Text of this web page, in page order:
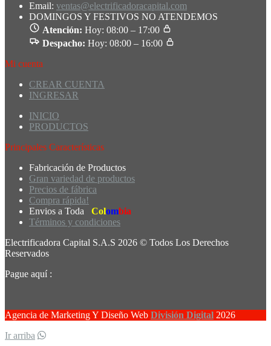
Email: ventas@electrificadoracapital.com
DOMINGOS Y FESTIVOS NO ATENDEMOS
Atención: Hoy: 08:00 – 17:00
Despacho: Hoy: 08:00 – 16:00
Mi cuenta
CREAR CUENTA
INGRESAR
INICIO
PRODUCTOS
Principales Características
Fabricación de Productos
Gran variedad de productos
Precios de fábrica
Compra rápida!
Envios a Toda
Colombia
Términos y condiciones
Electrificadora Capital S.A.S 2026 © Todos Los Derechos
Reservados
Pague aquí :
Agencia de Marketing Y Diseño Web División Digital 2026
Ir arriba